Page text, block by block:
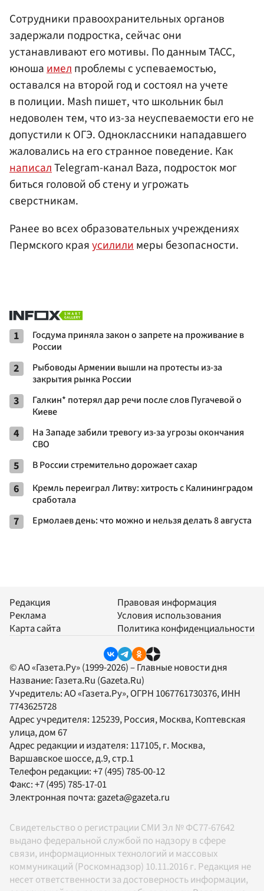
Сотрудники правоохранительных органов
задержали подростка, сейчас они
устанавливают его мотивы. По данным ТАСС,
юношаимелпроблемы с успеваемостью,
оставался на второй год и состоял на учете
в полиции. Mash пишет, что школьник был
недоволен тем, что из-за неуспеваемости его не
допустили к ОГЭ. Одноклассники нападавшего
жаловались на его странное поведение. Как
написалTelegram-канал Baza, подросток мог
биться головой об стену и угрожать
сверстникам.
Ранее во всех образовательных учреждениях
Пермского краяусилилимеры безопасности.
1
Госдума приняла закон о запрете на проживание в
России
2
Рыбоводы Армении вышли на протесты из-за
закрытия рынка России
3
Галкин* потерял дар речи после слов Пугачевой о
Киеве
4
На Западе забили тревогу из-за угрозы окончания
СВО
5 В России стремительно дорожает сахар
6
Кремль переиграл Литву: хитрость с Калининградом
сработала
7 Ермолаев день: что можно и нельзя делать 8 августа
Редакция
Реклама
Карта сайта
Правовая информация
Условия использования
Политика конфиденциальности
© АО «Газета.Ру» (1999-2026) – Главные новости дня
Название: Газета.Ru (Gazeta.Ru)
Учредитель:АО «Газета.Ру», ОГРН 1067761730376, ИНН
7743625728
Адрес учредителя: 125239, Россия, Москва, Коптевская
улица, дом 67
Адрес редакции и издателя: 117105, г. Москва,
Варшавское шоссе, д.9, стр.1
Телефон редакции:+7 (495) 785-00-12
Факс:+7 (495) 785-17-01
Электронная почта:gazeta@gazeta.ru
Свидетельство о регистрации СМИ Эл № ФС77-67642
выдано федеральной службой по надзору в сфере
связи, информационных технологий и массовых
коммуникаций (Роскомнадзор) 10.11.2016 г. Редакция не
несет ответственности за достоверность информации,